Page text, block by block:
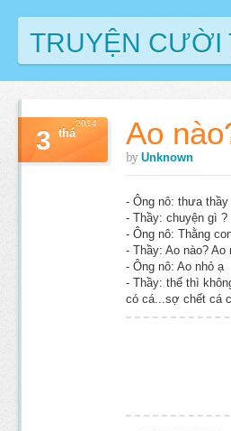
TRUYỆN CƯỜI
Ao
by Unknown
3 thá
2014
- Ông nô: thưa thầy
- Thầy: chuyện gì ?
- Ông nô: Thằng
- Thầy: Ao nào? Ao
- Ông nô: Ao nhỏ ạ
- Thầy: thế thì
có cá...sợ chết cá